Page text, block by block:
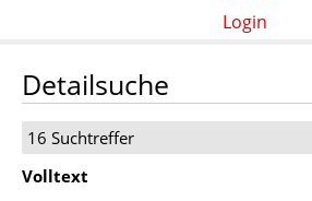
Login
Detailsuche
16 Suchtreffer
Volltext